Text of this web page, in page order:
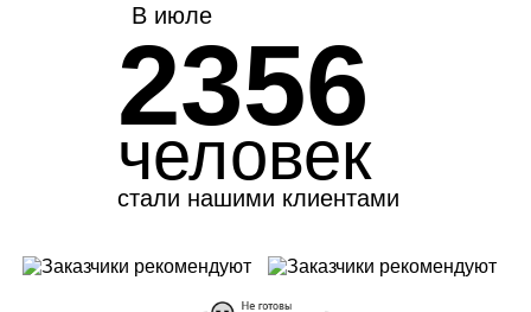
В июле
2356
человек
стали нашими клиентами